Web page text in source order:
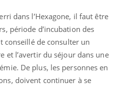
dans l’Hexagone, il faut être
période d’incubation des
conseillé de consulter un
et l’avertir du séjour dans une
De plus, les personnes en
doivent continuer à se